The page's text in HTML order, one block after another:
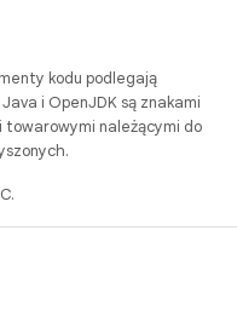
kodu podlegają
Java i OpenJDK są znakami
należącymi do